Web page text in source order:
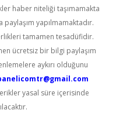
haber niteliği taşımamakta
yapılmamaktadır.
tamamen tesadüfidir.
ücretsiz bir bilgi paylaşım
aykırı olduğunu
yasal süre içerisinde